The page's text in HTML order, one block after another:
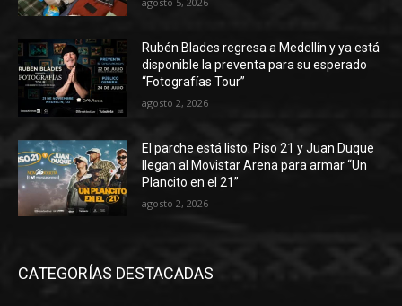
Rubén Blades regresa a Medellín y ya está
disponible la preventa para su esperado
“Fotografías Tour”
agosto 2, 2026
El parche está listo: Piso 21 y Juan Duque
llegan al Movistar Arena para armar “Un
Plancito en el 21”
agosto 2, 2026
CATEGORÍAS DESTACADAS